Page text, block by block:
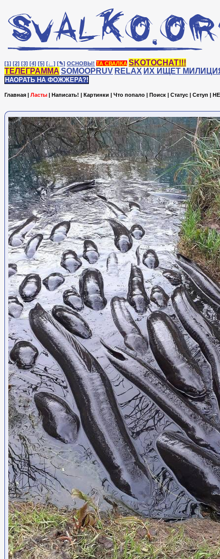
[1] [2] [3] [4] [5] [♩] [✎] ОСНОВЫ! ТА СВАЛКА SKOTOCHAT!!!
ТЕЛЕГРАММА SOMOOPRUV RELAX ИХ ИЩЕТ
НАОРАТЬ НА ФОЖЖЕРА?!
Главная | Ласты | Написать! | Картинки | Что попало | Поиск | Статус | Сетуп |